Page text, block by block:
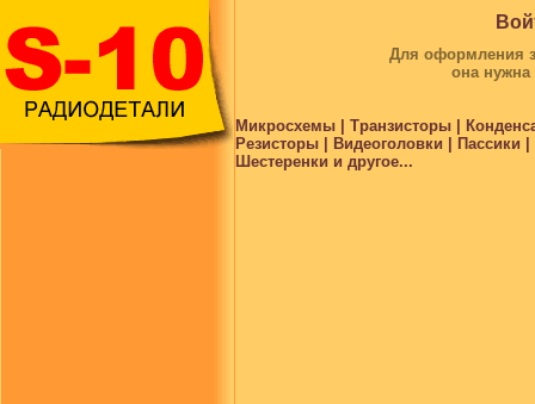
Для оформления
она
Микросхемы | Транзисторы |
Резисторы | Видеоголовки |
Шестеренки и другое...